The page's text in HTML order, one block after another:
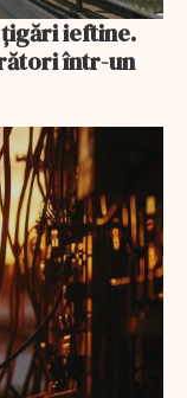
ieftine.
într-un